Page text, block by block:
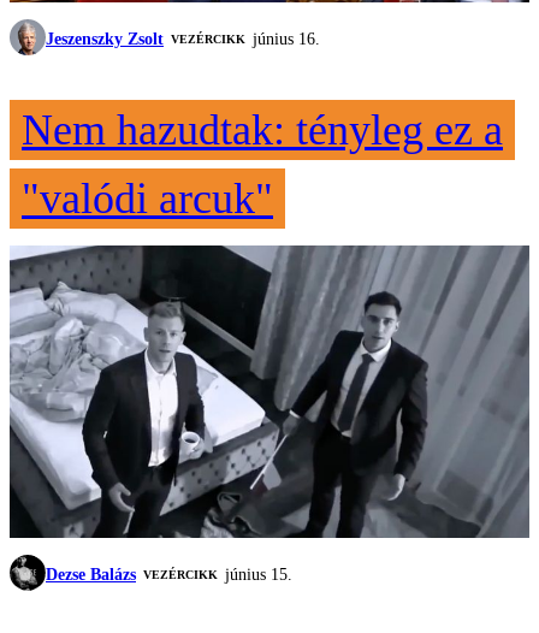
Jeszenszky Zsolt VEZÉRCIKK június 16.
Nem hazudtak: tényleg ez a
"valódi arcuk"
Dezse Balázs VEZÉRCIKK június 15.